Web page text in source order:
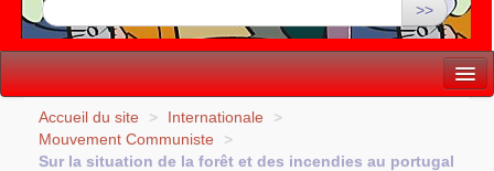
>>
Vie politique
Lutter, Unir...
Accueil du site > Internationale
>
Mouvement Communiste
>
Sur la situation de la forêt et des incendies au portugal